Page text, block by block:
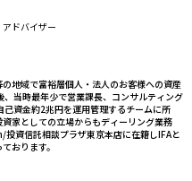
ドバイザー
地域で富裕層個人・法人のお客様への資産
当時最年少で営業課長、コンサルティング
資金約2兆円を運用管理するチームに所
家としての立場からもディーリング業務
おります。